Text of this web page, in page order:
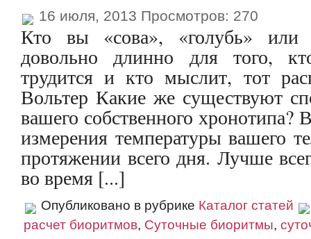
16 июля, 2013 Просмотров: 270
Кто вы «сова», «голубь» или
довольно длинно для того,
трудится и кто мыслит, тот
Вольтер Какие же существуют
вашего собственного хронотипа?
измерения температуры вашего
протяжении всего дня. Лучше
во время [...]
Опубликовано в рубрике Каталог статей
расчет биоритмов, Суточные биоритмы,